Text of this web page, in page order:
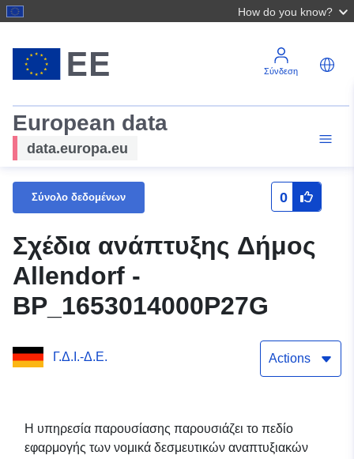
How do you know?
Σύνδεση
European data
data.europa.eu
Σύνολο δεδομένων 0
Σχέδια ανάπτυξης Δήμος
Allendorf -
BP_1653014000P27G
Γ.Δ.Ι.-Δ.Ε. Actions
Η υπηρεσία παρουσίασης παρουσιάζει το πεδίο
εφαρμογής των νομικά δεσμευτικών αναπτυξιακών